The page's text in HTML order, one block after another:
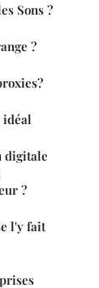
Sons ?
?
idéal
digitale
?
l'y fait